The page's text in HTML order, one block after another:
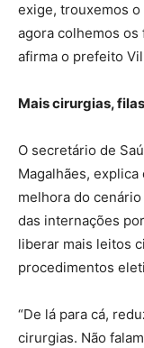
exige, trouxemos
agora colhemos os
afirma o prefeito
Mais cirurgias,
O secretário de
Magalhães,
melhora do
das internações
liberar mais leitos
procedimentos
“De lá para cá,
cirurgias. Não